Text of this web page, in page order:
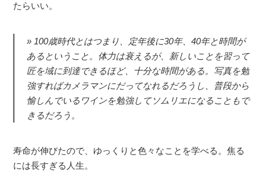
たらいい。
100歳時代とはつまり、定年後に30年、40年と時間が
あるということ。体力は衰えるが、新しいことを習って
匠を域に到達できるほど、十分な時間がある。写真を勉
強すればカメラマンにだってなれるだろうし、普段から
愉しんでいるワインを勉強してソムリエになることもで
きるだろう。
寿命が伸びたので、ゆっくりと色々なことを学べる。焦る
には長すぎる人生。